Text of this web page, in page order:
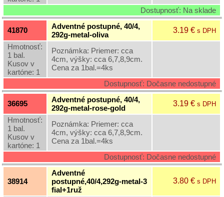
Dostupnosť: Na sklade
41870
Adventné postupné, 40/4,
292g-metal-oliva
3.19 €s DPH
Hmotnosť:
1 bal.
Kusov v
kartóne: 1
Poznámka: Priemer: cca
4cm, výšky: cca 6,7,8,9cm.
Cena za 1bal.=4ks
Dostupnosť: Dočasne nedostupné
36695
Adventné postupné, 40/4,
292g-metal-rose-gold
3.19 €s DPH
Hmotnosť:
1 bal.
Kusov v
kartóne: 1
Poznámka: Priemer: cca
4cm, výšky: cca 6,7,8,9cm.
Cena za 1bal.=4ks
Dostupnosť: Dočasne nedostupné
38914
Adventné
postupné,40/4,292g-metal-3
fial+1ruž
3.80 €s DPH